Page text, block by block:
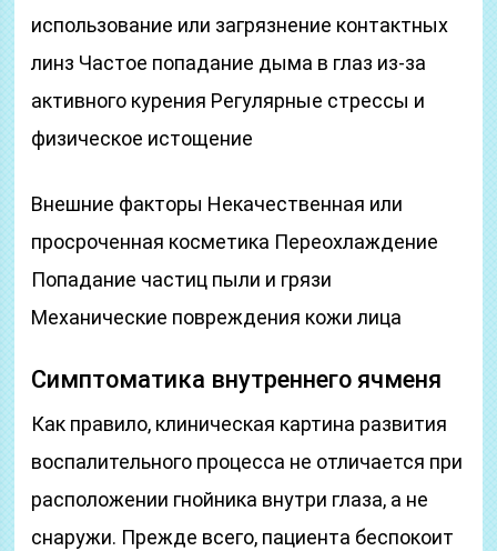
использование или загрязнение контактных
линз Частое попадание дыма в глаз из-за
активного курения Регулярные стрессы и
физическое истощение
Внешние факторы Некачественная или
просроченная косметика Переохлаждение
Попадание частиц пыли и грязи
Механические повреждения кожи лица
Симптоматика внутреннего ячменя
Как правило, клиническая картина развития
воспалительного процесса не отличается при
расположении гнойника внутри глаза, а не
снаружи. Прежде всего, пациента беспокоит